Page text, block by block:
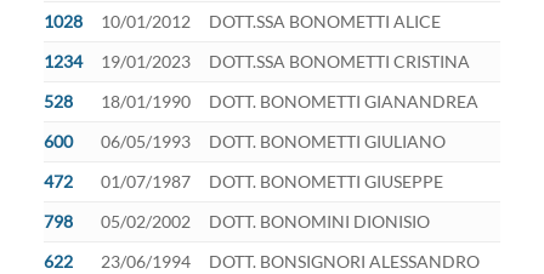
1028
10/01/2012
DOTT.SSA BONOMETTI ALICE
1234
19/01/2023
DOTT.SSA BONOMETTI CRISTINA
528
18/01/1990
DOTT. BONOMETTI GIANANDREA
600
06/05/1993
DOTT. BONOMETTI GIULIANO
472
01/07/1987
DOTT. BONOMETTI GIUSEPPE
798
05/02/2002
DOTT. BONOMINI DIONISIO
622
23/06/1994
DOTT. BONSIGNORI ALESSANDRO